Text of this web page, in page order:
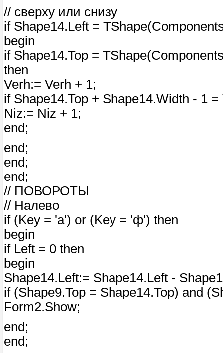
// сверху или снизу
if Shape14.Left =
begin
if Shape14.Top =
then
Verh:= Verh + 1;
if Shape14.Top + Shape14.Width - 1
Niz:= Niz + 1;
end;
end;
end;
end;
// ПОВОРОТЫ
// Налево
if (Key = 'a') or (Key = 'ф') then
begin
if Left = 0 then
begin
Shape14.Left:= Shape14.Left -
if (Shape9.Top = Shape14.Top) and
Form2.Show;
end;
end;